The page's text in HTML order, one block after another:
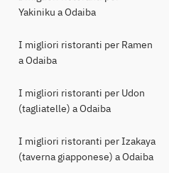
Yakiniku a Odaiba
I migliori ristoranti per Ramen
a Odaiba
I migliori ristoranti per Udon
(tagliatelle) a Odaiba
I migliori ristoranti per Izakaya
(taverna giapponese) a Odaiba